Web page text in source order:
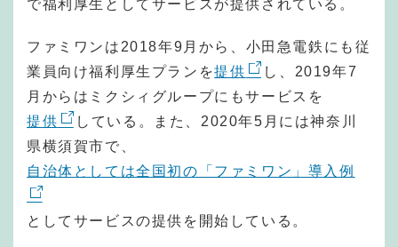
で福利厚生としてサービスが提供されている。
ファミワンは2018年9月から、小田急電鉄にも従
業員向け福利厚生プランを提供
し、2019年7
月からはミクシィグループにもサービスを
提供
している。また、2020年5月には神奈川
県横須賀市で、
自治体としては全国初の「ファミワン」導入例
としてサービスの提供を開始している。